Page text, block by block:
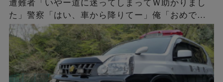
遭難者「いやー道に迷ってしまってＷ助かりまし
た」警察「はい、車から降りてー」俺「おめでと
う。これであんたらも前科一犯だな。罰金50万払
ってね」遭難者「えっ！」